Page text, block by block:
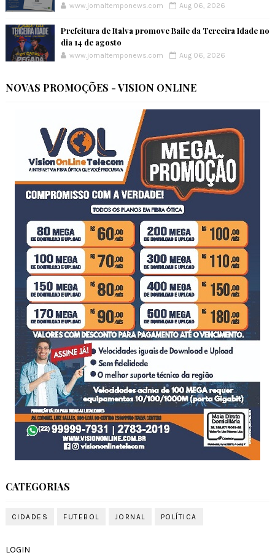
www.jornaltemponews.com Aug 06, 2026
Prefeitura de Italva promove Baile da Terceira Idade no
dia 14 de agosto
www.jornaltemponews.com Aug 06, 2026
NOVAS PROMOÇÕES - VISION ONLINE
CATEGORIAS
CIDADES FUTEBOL JORNAL POLÍTICA
LOGIN